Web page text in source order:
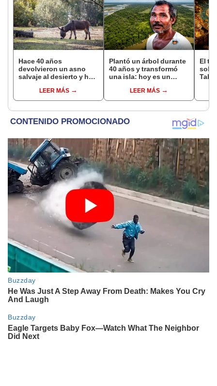
Hace 40 años
devolvieron un asno
salvaje al desierto y hoy
reforestar el ecosistema
de forma natural
LEER MÁS
Plantó un árbol durante
40 años y transformó
una isla: hoy es un
más grande que el
Parque de las Leyendas
LEER MÁS
El